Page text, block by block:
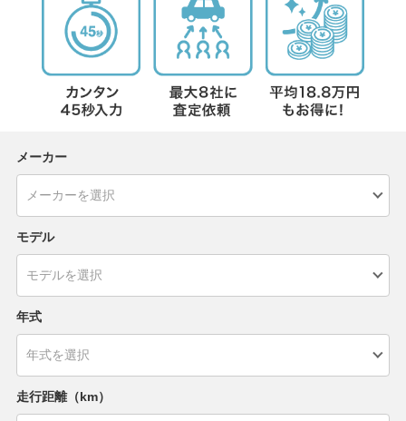
メーカー
モデル
年式
走行距離（km）